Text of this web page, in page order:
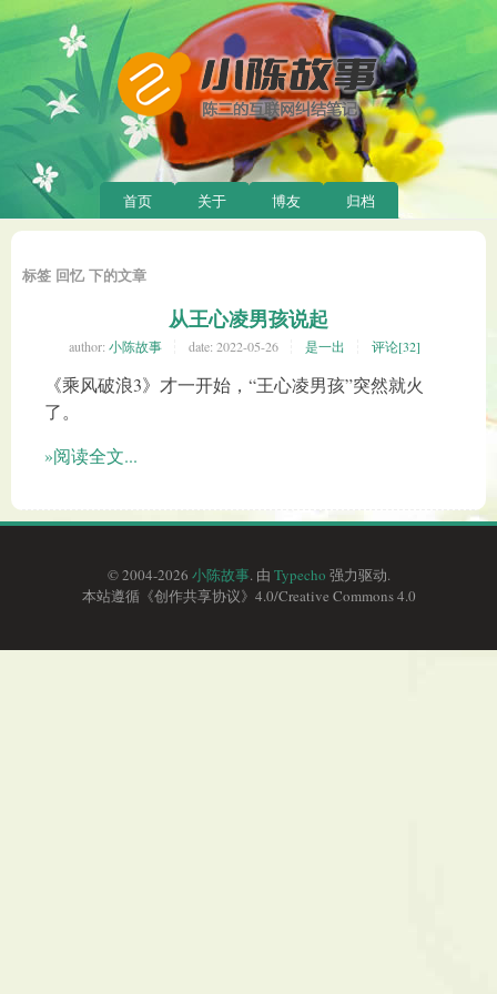
首页 关于 博友 归档
标签 回忆 下的文章
从王心凌男孩说起
author: 小陈故事 date: 2022-05-26 是一出 评论[32]
《乘风破浪3》才一开始，“王心凌男孩”突然就火
了。
»阅读全文...
© 2004-2026 小陈故事. 由 Typecho 强力驱动.
本站遵循《创作共享协议》4.0/Creative Commons 4.0